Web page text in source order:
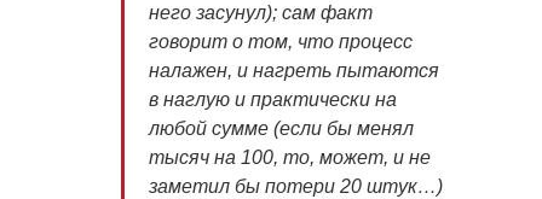
него засунул); сам факт
говорит о том, что процесс
налажен, и нагреть пытаются
в наглую и практически на
любой сумме (если бы менял
тысяч на 100, то, может, и не
заметил бы потери 20 штук…)